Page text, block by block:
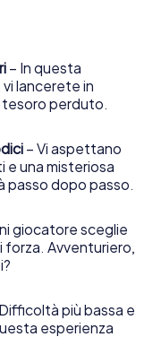
lei e il suo
– In questa
lancerete in
tesoro perduto.
– Vi aspettano
e una misteriosa
passo dopo passo.
giocatore sceglie
forza. Avventuriero,
più bassa e
esperienza